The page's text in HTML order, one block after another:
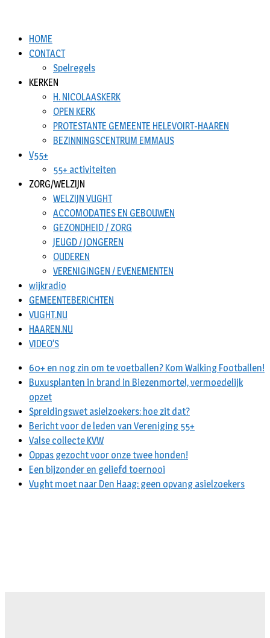
HOME
CONTACT
Spelregels
KERKEN
H. NICOLAASKERK
OPEN KERK
PROTESTANTE GEMEENTE HELEVOIRT-HAAREN
BEZINNINGSCENTRUM EMMAUS
V55+
55+ activiteiten
ZORG/WELZIJN
WELZIJN VUGHT
ACCOMODATIES EN GEBOUWEN
GEZONDHEID / ZORG
JEUGD / JONGEREN
OUDEREN
VERENIGINGEN / EVENEMENTEN
wijkradio
GEMEENTEBERICHTEN
VUGHT.NU
HAAREN.NU
VIDEO’S
60+ en nog zin om te voetballen? Kom Walking Footballen!
Buxusplanten in brand in Biezenmortel, vermoedelijk
opzet
Spreidingswet asielzoekers: hoe zit dat?
Bericht voor de leden van Vereniging 55+
Valse collecte KVW
Oppas gezocht voor onze twee honden!
Een bijzonder en geliefd toernooi
Vught moet naar Den Haag: geen opvang asielzoekers